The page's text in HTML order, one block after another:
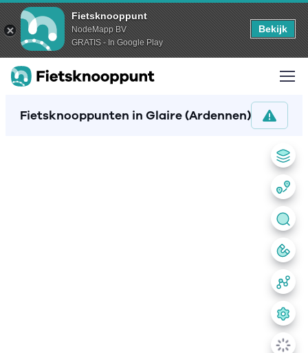
Fietsknooppunt
NodeMapp BV
GRATIS - In Google Play
Bekijk
Fietsknooppunten in Glaire (Ardennen)